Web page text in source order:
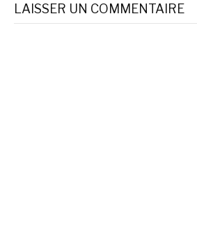
suite
LAISSER UN COMMENTAIRE